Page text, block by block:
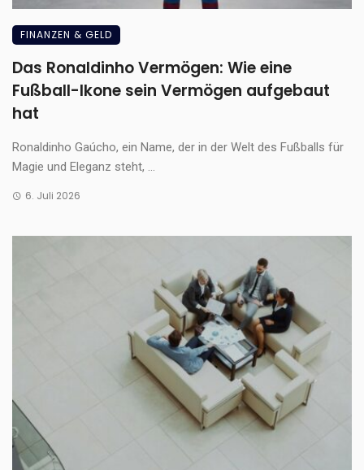
FINANZEN & GELD
Das Ronaldinho Vermögen: Wie eine
Fußball-Ikone sein Vermögen aufgebaut
hat
Ronaldinho Gaúcho, ein Name, der in der Welt des Fußballs für
Magie und Eleganz steht, ...
6. Juli 2026